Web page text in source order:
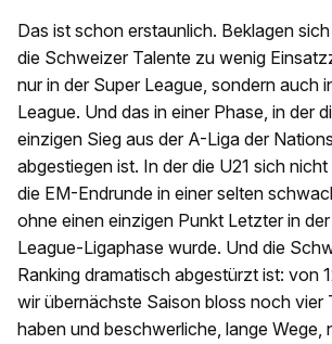
Das ist schon erstaunlich. Beklagen
die Schweizer Talente zu wenig
nur in der Super League, sondern auch
League. Und das in einer Phase, in der
einzigen Sieg aus der A-Liga der
abgestiegen ist. In der die U21 sich
die EM-Endrunde in einer selten
ohne einen einzigen Punkt Letzter in
League-Ligaphase wurde. Und die
Ranking dramatisch abgestürzt ist: von
wir übernächste Saison bloss noch vier
haben und beschwerliche, lange Wege,